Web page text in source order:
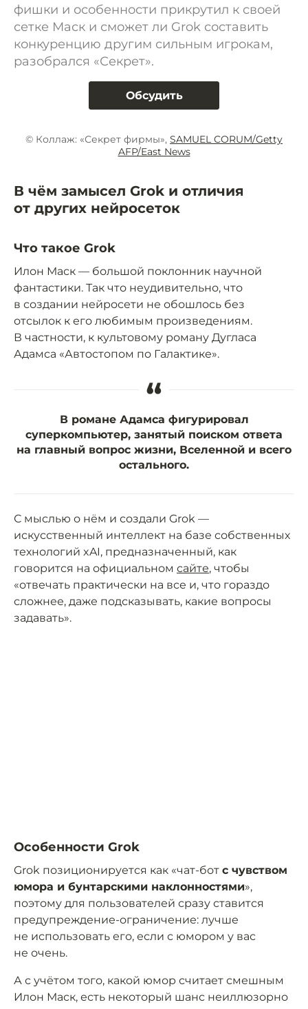
фишки и особенности прикрутил к своей
сетке Маск и сможет ли Grok составить
конкуренцию другим сильным игрокам,
разобрался «Секрет».
Обсудить
© Коллаж: «Секрет фирмы», SAMUEL CORUM/Getty
AFP/East News
В чём замысел Grok и отличия
от других нейросеток
Что такое Grok
Илон Маск — большой поклонник научной
фантастики. Так что неудивительно, что
в создании нейросети не обошлось без
отсылок к его любимым произведениям.
В частности, к культовому роману Дугласа
Адамса «Автостопом по Галактике».
“
В романе Адамса фигурировал
суперкомпьютер, занятый поиском ответа
на главный вопрос жизни, Вселенной и всего
остального.
С мыслью о нём и создали Grok —
искусственный интеллект на базе собственных
технологий xAI, предназначенный, как
говорится на официальном сайте, чтобы
«отвечать практически на все и, что гораздо
сложнее, даже подсказывать, какие вопросы
задавать».
Особенности Grok
Grok позиционируется как «чат-бот с чувством
юмора и бунтарскими наклонностями»,
поэтому для пользователей сразу ставится
предупреждение-ограничение: лучше
не использовать его, если с юмором у вас
не очень.
А с учётом того, какой юмор считает смешным
Илон Маск, есть некоторый шанс неиллюзорно